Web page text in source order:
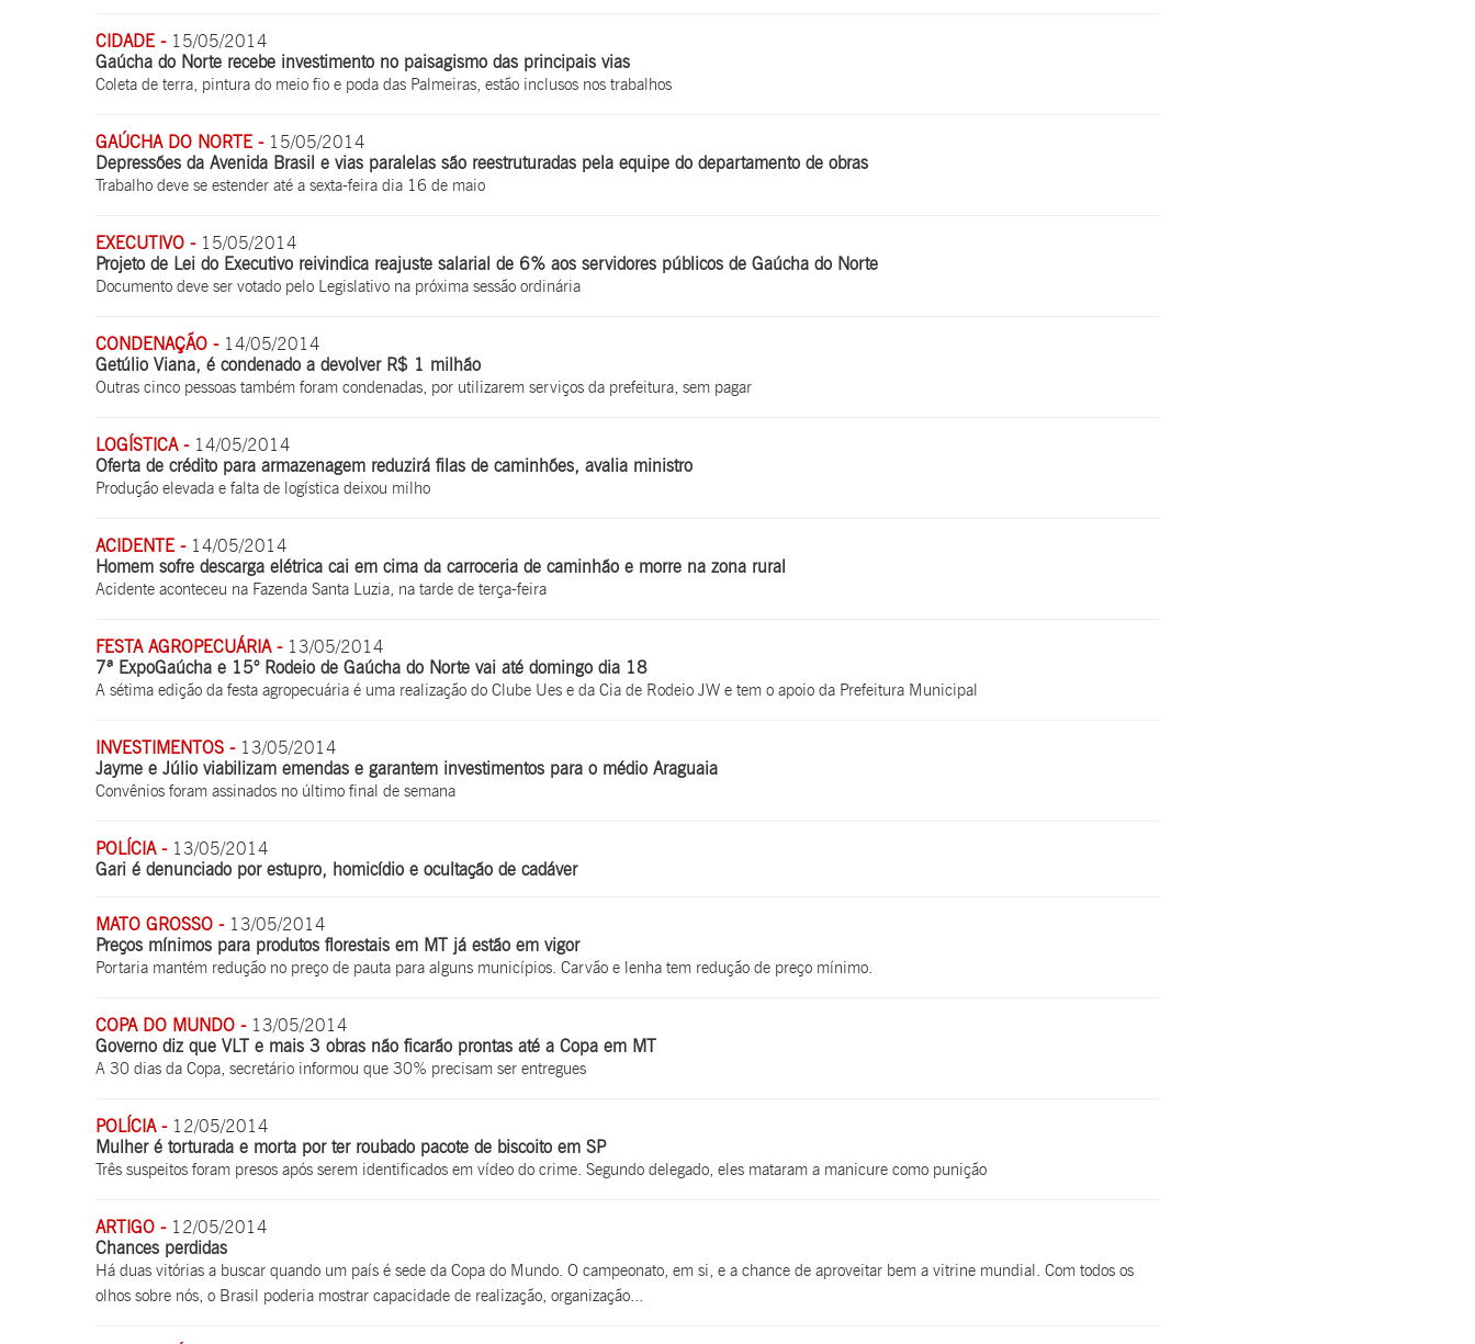
CIDADE - 15/05/2014
Gaúcha do Norte recebe investimento no paisagismo das principais vias
Coleta de terra, pintura do meio fio e poda das Palmeiras, estão inclusos nos trabalhos
GAÚCHA DO NORTE - 15/05/2014
Depressões da Avenida Brasil e vias paralelas são reestruturadas pela equipe do departamento de obras
Trabalho deve se estender até a sexta-feira dia 16 de maio
EXECUTIVO - 15/05/2014
Projeto de Lei do Executivo reivindica reajuste salarial de 6% aos servidores públicos de Gaúcha do Norte
Documento deve ser votado pelo Legislativo na próxima sessão ordinária
CONDENAÇÃO - 14/05/2014
Getúlio Viana, é condenado a devolver R$ 1 milhão
Outras cinco pessoas também foram condenadas, por utilizarem serviços da prefeitura, sem pagar
LOGÍSTICA - 14/05/2014
Oferta de crédito para armazenagem reduzirá filas de caminhões, avalia ministro
Produção elevada e falta de logística deixou milho
ACIDENTE - 14/05/2014
Homem sofre descarga elétrica cai em cima da carroceria de caminhão e morre na zona rural
Acidente aconteceu na Fazenda Santa Luzia, na tarde de terça-feira
FESTA AGROPECUÁRIA - 13/05/2014
7ª ExpoGaúcha e 15° Rodeio de Gaúcha do Norte vai até domingo dia 18
A sétima edição da festa agropecuária é uma realização do Clube Ues e da Cia de Rodeio JW e tem o apoio da Prefeitura Municipal
INVESTIMENTOS - 13/05/2014
Jayme e Júlio viabilizam emendas e garantem investimentos para o médio Araguaia
Convênios foram assinados no último final de semana
POLÍCIA - 13/05/2014
Gari é denunciado por estupro, homicídio e ocultação de cadáver
MATO GROSSO - 13/05/2014
Preços mínimos para produtos florestais em MT já estão em vigor
Portaria mantém redução no preço de pauta para alguns municípios. Carvão e lenha tem redução de preço mínimo.
COPA DO MUNDO - 13/05/2014
Governo diz que VLT e mais 3 obras não ficarão prontas até a Copa em MT
A 30 dias da Copa, secretário informou que 30% precisam ser entregues
POLÍCIA - 12/05/2014
Mulher é torturada e morta por ter roubado pacote de biscoito em SP
Três suspeitos foram presos após serem identificados em vídeo do crime. Segundo delegado, eles mataram a manicure como punição
ARTIGO - 12/05/2014
Chances perdidas
Há duas vitórias a buscar quando um país é sede da Copa do Mundo. O campeonato, em si, e a chance de aproveitar bem a vitrine mundial. Com todos os
olhos sobre nós, o Brasil poderia mostrar capacidade de realização, organização...